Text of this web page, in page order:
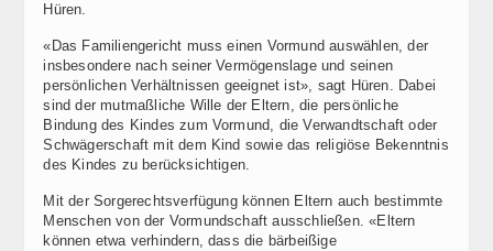
Hüren.
«Das Familiengericht muss einen Vormund auswählen, der
insbesondere nach seiner Vermögenslage und seinen
persönlichen Verhältnissen geeignet ist», sagt Hüren. Dabei
sind der mutmaßliche Wille der Eltern, die persönliche
Bindung des Kindes zum Vormund, die Verwandtschaft oder
Schwägerschaft mit dem Kind sowie das religiöse Bekenntnis
des Kindes zu berücksichtigen.
Mit der Sorgerechtsverfügung können Eltern auch bestimmte
Menschen von der Vormundschaft ausschließen. «Eltern
können etwa verhindern, dass die bärbeißige